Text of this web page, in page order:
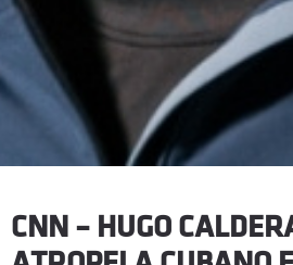
CNN – HUGO